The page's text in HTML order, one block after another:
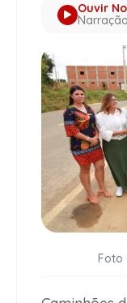
Ouvir
Foto